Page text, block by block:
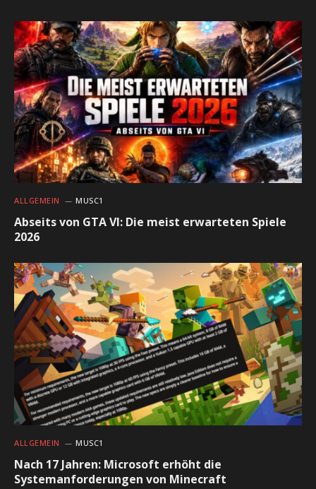
ALLGEMEIN MUSC1
Abseits von GTA VI: Die meist erwarteten Spiele
2026
ALLGEMEIN MUSC1
Nach 17 Jahren: Microsoft erhöht die
Systemanforderungen von Minecraft